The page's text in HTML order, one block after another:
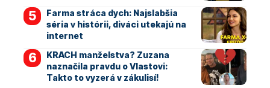
Farma stráca dych: Najslabšia
séria v histórii, diváci utekajú na
internet
KRACH manželstva? Zuzana
naznačila pravdu o Vlastovi:
Takto to vyzerá v zákulisí!